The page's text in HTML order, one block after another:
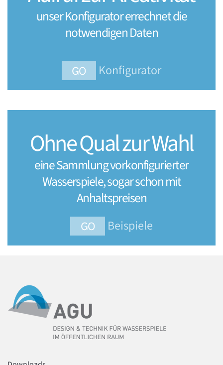
unser Konfigurator errechnet die
notwendigen Daten
GO Konfigurator
Ohne Qual zur Wahl
eine Sammlung vorkonfigurierter
Wasserspiele, sogar schon mit
Anhaltspreisen
GO Beispiele